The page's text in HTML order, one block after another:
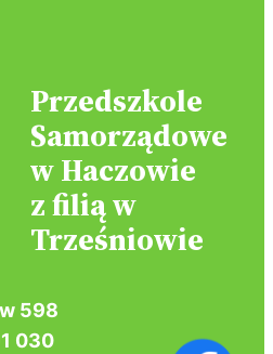
Przedszkole
Samorządowe
w Haczowie
z filią w
Trześniowie
598
030